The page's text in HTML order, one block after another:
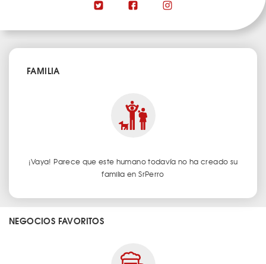
FAMILIA
¡Vaya! Parece que este humano todavía no ha creado su
familia en SrPerro
NEGOCIOS FAVORITOS